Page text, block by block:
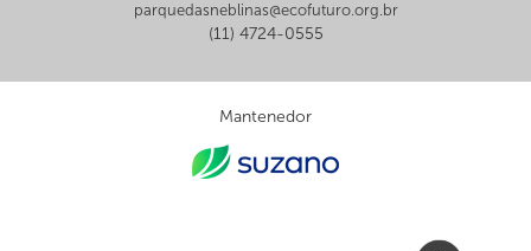
parquedasneblinas@ecofuturo.org.br
(11) 4724-0555
Mantenedor